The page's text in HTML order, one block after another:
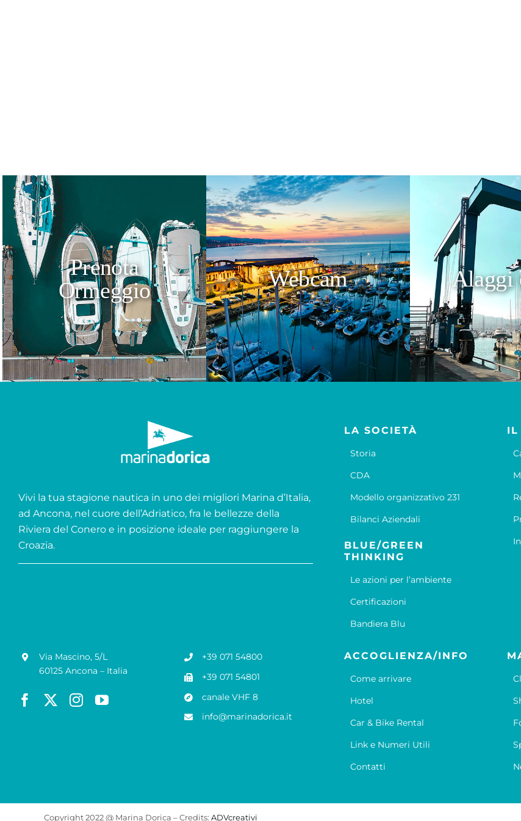
Prenota
Ormeggio
Webcam Alaggi
Vivi la tua stagione nautica in uno dei migliori Marina d’Italia,
ad Ancona, nel cuore dell’Adriatico, fra le bellezze della
Riviera del Conero e in posizione ideale per raggiungere la
Croazia.
LA SOCIETÀ
Storia
CDA
Modello organizzativo 231
Bilanci Aziendali
BLUE/GREEN
THINKING
Le azioni per l’ambiente
Certificazioni
Bandiera Blu
IL
Via Mascino, 5/L
60125 Ancona – Italia
+39 071 54800
+39 071 54801
canale VHF 8
info@marinadorica.it
ACCOGLIENZA/INFO
Come arrivare
Hotel
Car & Bike Rental
Link e Numeri Utili
Contatti
Copyright 2022 @ Marina Dorica – Credits: ADVcreativi